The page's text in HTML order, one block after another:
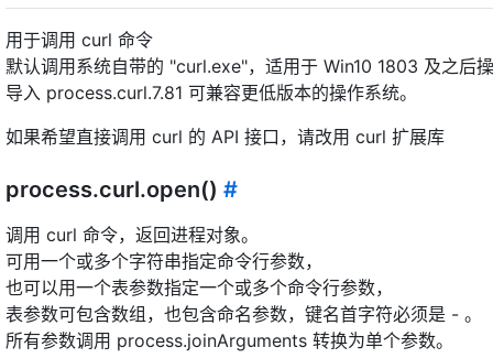
用于调用 curl 命令
默认调用系统自带的 "curl.exe"，适用于 Win10 1803 及之后
导入 process.curl.7.81 可兼容更低版本的操作系统。
如果希望直接调用 curl 的 API 接口，请改用 curl 扩展库
process.curl.open() #
调用 curl 命令，返回进程对象。
可用一个或多个字符串指定命令行参数，
也可以用一个表参数指定一个或多个命令行参数，
表参数可包含数组，也包含命名参数，键名首字符必须是 - 。
所有参数调用 process.joinArguments 转换为单个参数。